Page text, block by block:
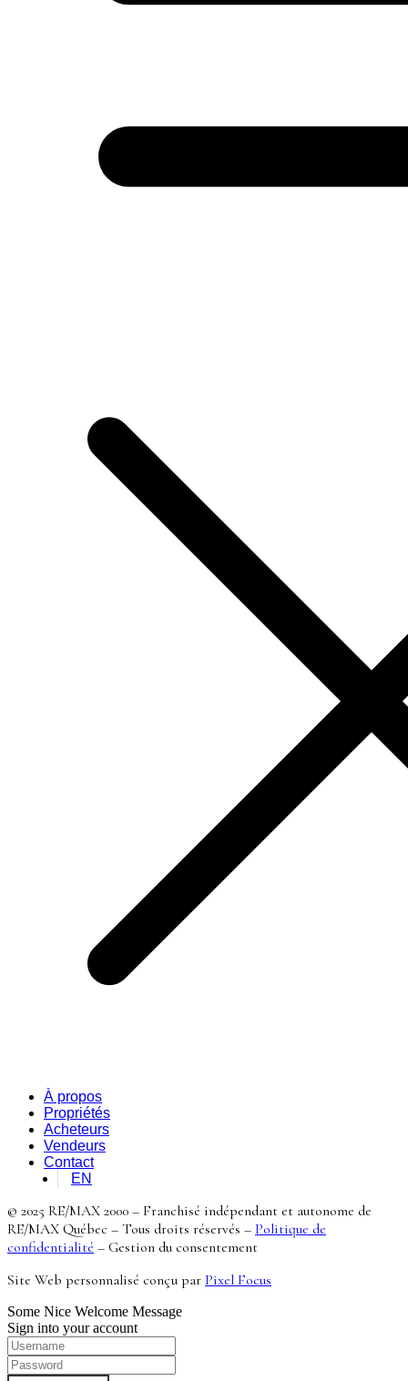
À propos
Propriétés
Acheteurs
Vendeurs
Contact
EN
© 2025 RE/MAX 2000 – Franchisé indépendant et autonome de
RE/MAX Québec – Tous droits réservés – Politique de
confidentialité – Gestion du consentement
Site Web personnalisé conçu par Pixel Focus
Some Nice Welcome Message
Sign into your account